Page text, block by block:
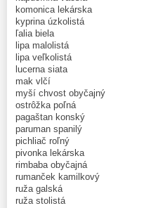
komonica lekárska
kyprina úzkolistá
ľalia biela
lipa malolistá
lipa veľkolistá
lucerna siata
mak vlčí
myší chvost obyčajný
ostrôžka poľná
pagaštan konský
paruman spanilý
pichliač roľný
pivonka lekárska
rimbaba obyčajná
rumanček kamilkový
ruža galská
ruža stolistá